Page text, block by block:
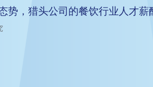
势，猎头公司的餐饮行业人才薪